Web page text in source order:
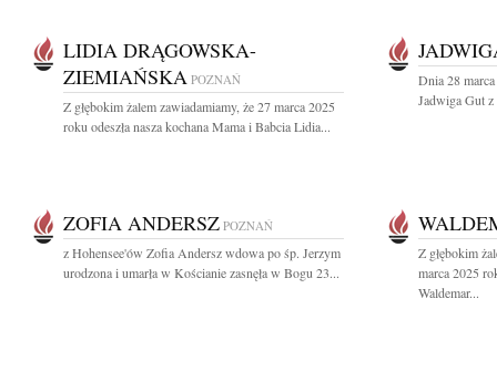
LIDIA DRĄGOWSKA-
ZIEMIAŃSKA POZNAŃ
Z głębokim żalem zawiadamiamy, że 27 marca 2025
roku odeszła nasza kochana Mama i Babcia Lidia...
Dnia 28
Jadwiga Gut
ZOFIA ANDERSZ POZNAŃ
z Hohensee'ów Zofia Andersz wdowa po śp. Jerzym
urodzona i umarła w Kościanie zasnęła w Bogu 23...
Z głębokim
marca 2025
Waldemar...